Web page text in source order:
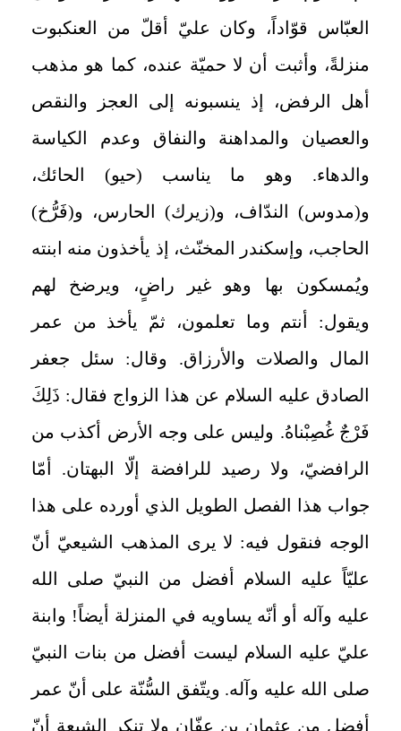
العبّاس قوّاداً، وكان عليّ أقلّ من العنكبوت
منزلةً، وأثبت أن لا حميّة عنده، كما هو مذهب
أهل الرفض، إذ ينسبونه إلى العجز والنقص
والعصيان والمداهنة والنفاق وعدم الكياسة
والدهاء. وهو ما يناسب (حيو) الحائك،
و(مدوس) الندّاف، و(زيرك) الحارس، و(فَرُّخ)
الحاجب، وإسكندر المخنّث، إذ يأخذون منه ابنته
ويُمسكون بها وهو غير راضٍ، ويرضخ لهم
ويقول: أنتم وما تعلمون، ثمّ يأخذ من عمر
المال والصلات والأرزاق. وقال: سئل جعفر
الصادق عليه السلام عن هذا الزواج فقال: ذَلِكَ
فَرْجٌ غُصِبْناهُ. وليس على وجه الأرض أكذب من
الرافضيّ، ولا رصيد للرافضة إلّا البهتان. أمّا
جواب هذا الفصل الطويل الذي أورده على هذا
الوجه فنقول فيه: لا يرى المذهب الشيعيّ أنّ
عليّاً عليه السلام أفضل من النبيّ صلى الله
عليه وآله أو أنّه يساويه في المنزلة أيضاً! وابنة
عليّ عليه السلام ليست أفضل من بنات النبيّ
صلى الله عليه وآله. ويتّفق السُّنّة على أنّ عمر
أفضل من عثمان بن عفّان ولا تنكر الشيعة أنّ